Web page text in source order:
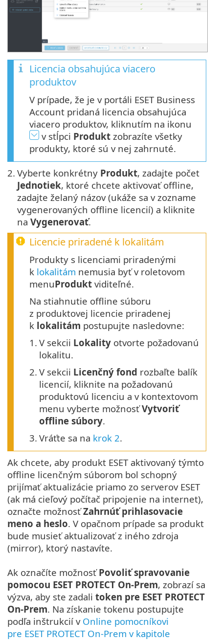
Licencia obsahujúca viacero
produktov
V prípade, že je v portáli ESET Business
Account pridaná licencia obsahujúca
viacero produktov, kliknutím na ikonu
v stĺpci Produkt zobrazíte všetky
produkty, ktoré sú v nej zahrnuté.
2. Vyberte konkrétny Produkt, zadajte počet
Jednotiek, ktoré chcete aktivovať offline,
zadajte želaný názov (ukáže sa v zozname
vygenerovaných offline licencií) a kliknite
na Vygenerovať.
Licencie priradené k lokalitám
Produkty s licenciami priradenými
k lokalitám nemusia byť v roletovom
menuProdukt viditeľné.
Na stiahnutie offline súboru
z produktovej licencie priradenej
k lokalitám postupujte nasledovne:
1. V sekcii Lokality otvorte požadovanú
lokalitu.
2. V sekcii Licenčný fond rozbaľte balík
licencií, kliknite na požadovanú
produktovú licenciu a v kontextovom
menu vyberte možnosťVytvoriť
offline súbory.
3. Vráťte sa na krok 2.
Ak chcete, aby produkt ESET aktivovaný týmto
offline licenčným súborom bol schopný
prijímať aktualizácie priamo zo serverov ESET
(ak má cieľový počítač pripojenie na internet),
označte možnosťZahrnúť prihlasovacie
meno a heslo. V opačnom prípade sa produkt
bude musieť aktualizovať z iného zdroja
(mirror), ktorý nastavíte.
Ak označíte možnosťPovoliť spravovanie
pomocou ESET PROTECT On-Prem, zobrazí sa
výzva, aby ste zadali token pre ESET PROTECT
On-Prem. Na získanie tokenu postupujte
podľa inštrukcií v Online pomocníkovi
pre ESET PROTECT On-Prem v kapitole